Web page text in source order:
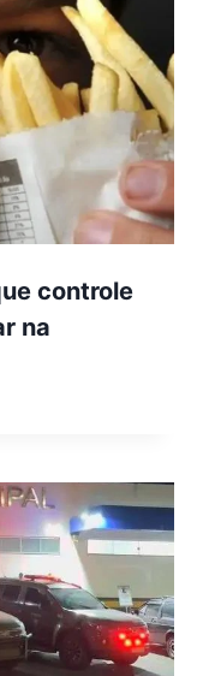
controle
na